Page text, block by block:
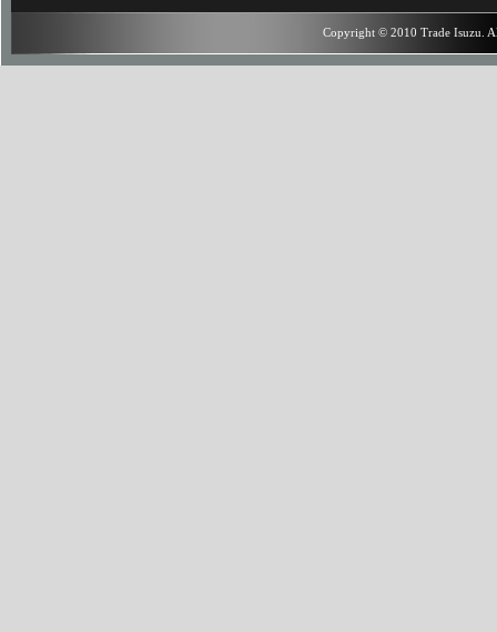
Copyright © 2010 Trade Isuzu.